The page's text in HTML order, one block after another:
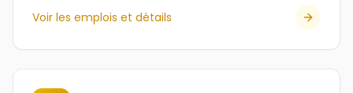
Voir les emplois et détails